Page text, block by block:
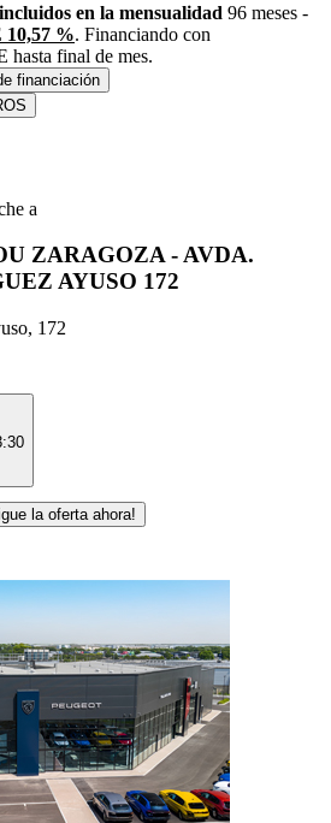
en la mensualidad 96 meses -
10,57 %. Financiando con
final de mes.
financiación
a
ZARAGOZA - AVDA.
AYUSO 172
172
la oferta ahora!